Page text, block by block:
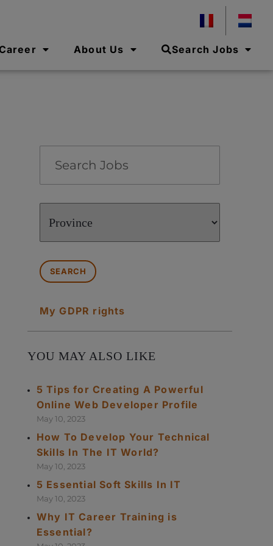
About Us Search Jobs
Word
or
jobs
to
Province
SEARCH
My GDPR rights
YOU MAY ALSO LIKE
5 Tips for Creating A Powerful
Online Web Developer Profile
May 10, 2023
How To Develop Your Technical
Skills In The IT World?
May 10, 2023
5 Essential Soft Skills In IT
May 10, 2023
Why IT Career Training is
Essential?